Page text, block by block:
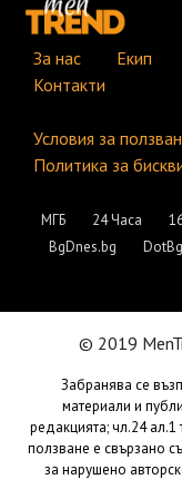
За нас Екип
Контакти
Условия за
Политика за
МГБ 24 Часа
BgDnes.bg
© 2019
Забранява се
материали и
редакцията; чл.24
ползване е свързано
за нарушено